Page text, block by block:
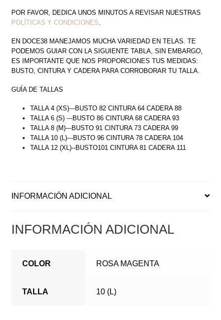
POR FAVOR, DEDICA UNOS MINUTOS A REVISAR NUESTRAS
POLÍTICAS Y CONDICIONES
EN DOCE38 MANEJAMOS MUCHA VARIEDAD EN TELAS. TE
PODEMOS GUIAR CON LA SIGUIENTE TABLA, SIN EMBARGO,
ES IMPORTANTE QUE NOS PROPORCIONES TUS MEDIDAS:
BUSTO, CINTURA Y CADERA PARA CORROBORAR TU TALLA.
GUÍA DE TALLAS
TALLA 4 (XS)---BUSTO 82 CINTURA 64 CADERA 88
TALLA 6 (S) ---BUSTO 86 CINTURA 68 CADERA 93
TALLA 8 (M)---BUSTO 91 CINTURA 73 CADERA 99
TALLA 10 (L)---BUSTO 96 CINTURA 78 CADERA 104
TALLA 12 (XL)--BUSTO101 CINTURA 81 CADERA 111
INFORMACIÓN ADICIONAL
INFORMACIÓN ADICIONAL
COLOR ROSA MAGENTA
TALLA 10 (L)